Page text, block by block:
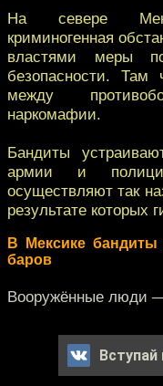
На севере
криминогенная
властями меры
безопасности. Там
между
наркомафии.
Бандиты
армии и
осуществляют так
результате которых
В Мексике бандиты
баров
Вооружённые люди
Вступай